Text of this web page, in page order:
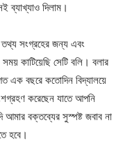
ব্যাখ্যাও দিলাম।
সংগ্রহের জন্য এবং
কাটিয়েছি সেটি বলি। বলার
এক বছরে কতোদিন বিদ্যালয়ে
করেছেন যাতে আপনি
আমার বক্তব্যের সুস্পষ্ট জবাব না
হবে।